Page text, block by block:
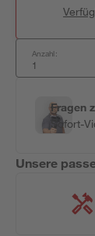
Anzahl:
Fragen
Sofort-
Unsere